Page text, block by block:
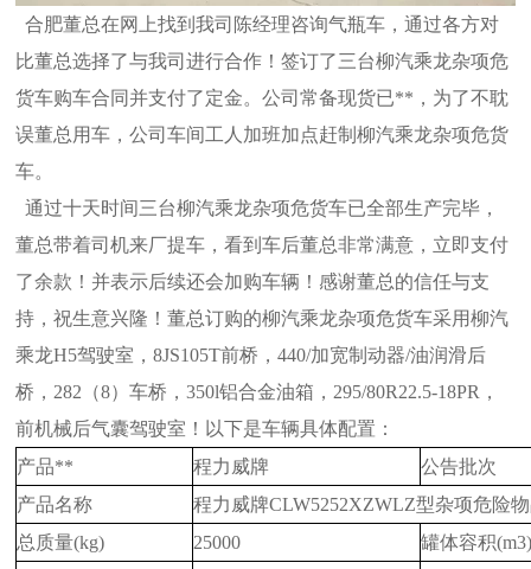
合肥董总在网上找到我司陈经理咨询气瓶车，通过各方对
比董总选择了与我司进行合作！签订了三台柳汽乘龙杂项危
货车购车合同并支付了定金。公司常备现货已**，为了不耽
误董总用车，公司车间工人加班加点赶制柳汽乘龙杂项危货
车。
通过十天时间三台柳汽乘龙杂项危货车已全部生产完毕，
董总带着司机来厂提车，看到车后董总非常满意，立即支付
了余款！并表示后续还会加购车辆！感谢董总的信任与支
持，祝生意兴隆！董总订购的柳汽乘龙杂项危货车采用柳汽
乘龙H5驾驶室，8JS105T前桥，440/加宽制动器/油润滑后
桥，282（8）车桥，350l铝合金油箱，295/80R22.5-18PR，
前机械后气囊驾驶室！以下是车辆具体配置：
产品**
程力威牌
公告批次
产品名称
程力威牌CLW5252XZWLZ型杂项危险
总质量(kg)
25000
罐体容积